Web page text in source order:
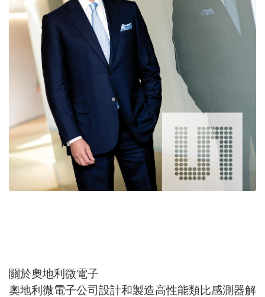
關於奧地利微電子
奧地利微電子公司設計和製造高性能類比感測器解